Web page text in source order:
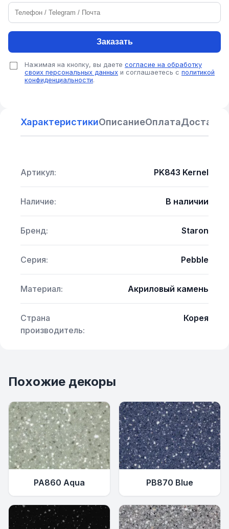
Заказать
Нажимая на кнопку, вы даете согласие на обработку
своих персональных данных и соглашаетесь с политикой
конфиденциальности.
ХарактеристикиОписаниеОплатаДоставка
Артикул: PK843 Kernel
Наличие: В наличии
Бренд: Staron
Серия: Pebble
Материал: Акриловый камень
Страна
производитель:
Корея
Похожие декоры
PA860 Aqua PB870 Blue